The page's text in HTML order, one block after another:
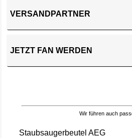
VERSANDPARTNER
JETZT FAN WERDEN
Wir führen auch
Staubsaugerbeutel AEG